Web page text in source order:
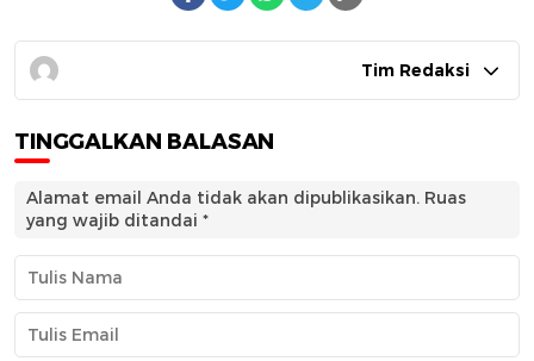
Tim Redaksi
TINGGALKAN BALASAN
Alamat email Anda tidak akan dipublikasikan. Ruas
yang wajib ditandai *